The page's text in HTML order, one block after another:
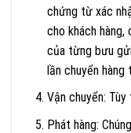
chứng từ xác
cho khách
của từng bưu
lần chuyển hàng
Vận chuyển:
Phát hàng: